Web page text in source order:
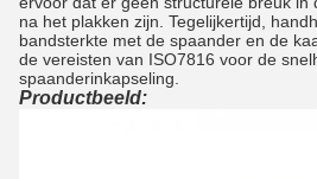
na het plakken zijn. Tegelijkertijd,
bandsterkte met de spaander en de
de vereisten van ISO7816 voor de
spaanderinkapseling.
Productbeeld: